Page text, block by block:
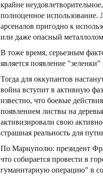
крайне
полноценное
арсеналов пригодно к
или даже опасный
В тоже время, серьезным
является появление
Тогда для оккупантов
война вступит в активную
известно, что боевые
появлением листвы на
активизировали свою
страшная реальность для
По Мариуполю: президент
что собирается провести в
гуманитарную операцию" в